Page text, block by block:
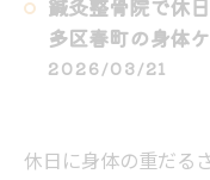
鍼灸整骨院で休
多区春町の身体
2026/03/21
休日に身体の重だる